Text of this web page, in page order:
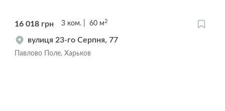
16 018 грн 3 ком. 60 м 2
вулиця 23-го Серпня, 77
Павлово Поле, Харьков